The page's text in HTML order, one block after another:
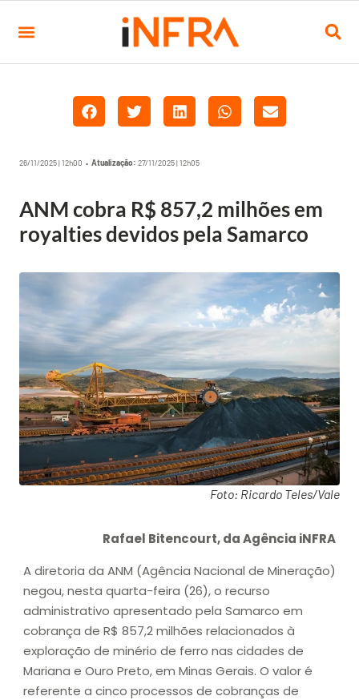
26/11/2025 | 12h00 • Atualização: 27/11/2025 | 12h05
ANM cobra R$ 857,2 milhões em
royalties devidos pela Samarco
Foto: Ricardo Teles/Vale
Rafael Bitencourt, da Agência iNFRA
A diretoria da ANM (Agência Nacional de Mineração)
negou, nesta quarta-feira (26), o recurso
administrativo apresentado pela Samarco em
cobrança de R$ 857,2 milhões relacionados à
exploração de minério de ferro nas cidades de
Mariana e Ouro Preto, em Minas Gerais. O valor é
referente a cinco processos de cobranças de